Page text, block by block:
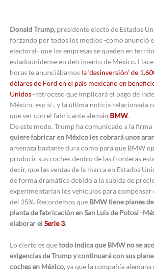
Donald Trump, presidente electo de Estados
forzando por todos los medios -como anunció
electoral- que las empresas se queden en
estadounidense en detrimento de México.
horas te anunciábamos la ‘desinversión’ de
dólares de Ford en el país mexicano en
Unidos-retroceso que implicará el pago de
México, eso sí-, y la última noticia relacionada
que ver con el fabricante alemán BMW.
De este modo, Trump ha comunicado a la firma
quiere fabricar en México les cobrará unos
amenaza bastante dura como para que BMW
producir sus coches dentro de las fronteras
decir, que las ventas de la marca en Estados
de forma dramática debido a la subida de
experimentarían los vehículos para compensar
del 35%. Recordemos que BMW tiene planes
planta de fabricación en San Luis de Potosí -
elaborar el Serie 3.
Lo cierto es quetodo indica que BMW no se
exigencias de Trump y continuará con sus
coches en México,ya que la compañía alemana